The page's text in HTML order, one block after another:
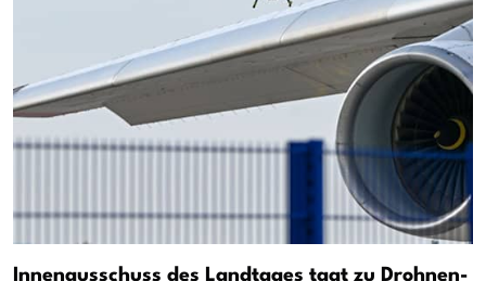
Innenausschuss des Landtages tagt zu Drohnen-